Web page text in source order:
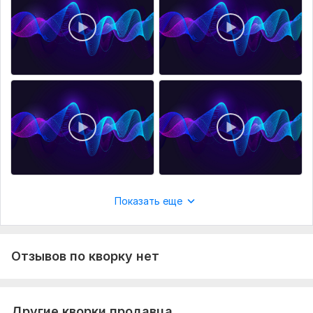
- YouTube-видео и шорты
- Подкасты
- Обучающие и презентационные ролики
Примеры озвучки других американских дикторов:
https://kwork.ru/audio/43840061/professionalnaya-ozvuchka-na-angliyskom-ot-nositelya-yazyka
Файлы
Thomas-05.mp3
Thomas-01.mp3
редактируемом формате: . txt, . doc, . docx и т.п.
Показать еще
Отзывов по кворку нет